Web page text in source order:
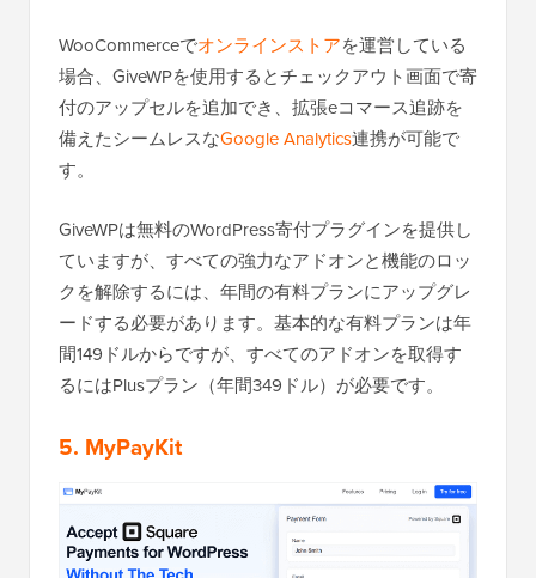
WooCommerceでオンラインストアを運営している
場合、GiveWPを使用するとチェックアウト画面で寄
付のアップセルを追加でき、拡張eコマース追跡を
備えたシームレスなGoogle Analytics連携が可能で
す。
GiveWPは無料のWordPress寄付プラグインを提供し
ていますが、すべての強力なアドオンと機能のロッ
クを解除するには、年間の有料プランにアップグレ
ードする必要があります。基本的な有料プランは年
間149ドルからですが、すべてのアドオンを取得す
るにはPlusプラン（年間349ドル）が必要です。
5. MyPayKit